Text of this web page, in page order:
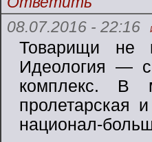
08.07.2016 - 22:16
Товарищи не
Идеология —
комплекс. В
пролетарская
национал-